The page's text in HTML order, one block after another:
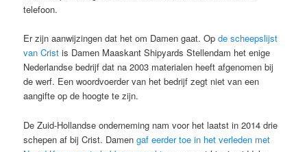
telefoon.
Er zijn aanwijzingen dat het om Damen gaat. Opde scheepslijst
van Crist is Damen Maaskant Shipyards Stellendam het enige
Nederlandse bedrijf dat na 2003 materialen heeft afgenomen bij
de werf. Een woordvoerder van het bedrijf zegt niet van een
aangifte op de hoogte te zijn.
De Zuid-Hollandse onderneming nam voor het laatst in 2014 drie
schepen af bij Crist. Damengaf eerder toe in het verleden met